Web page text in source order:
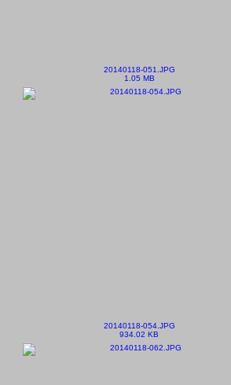
20140118-051.JPG
1.05 MB
20140118-054.JPG
934.02 KB